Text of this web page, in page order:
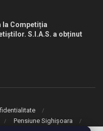
la Competiția
S.I.A.S. a obținut
Pensiune Sighișoara